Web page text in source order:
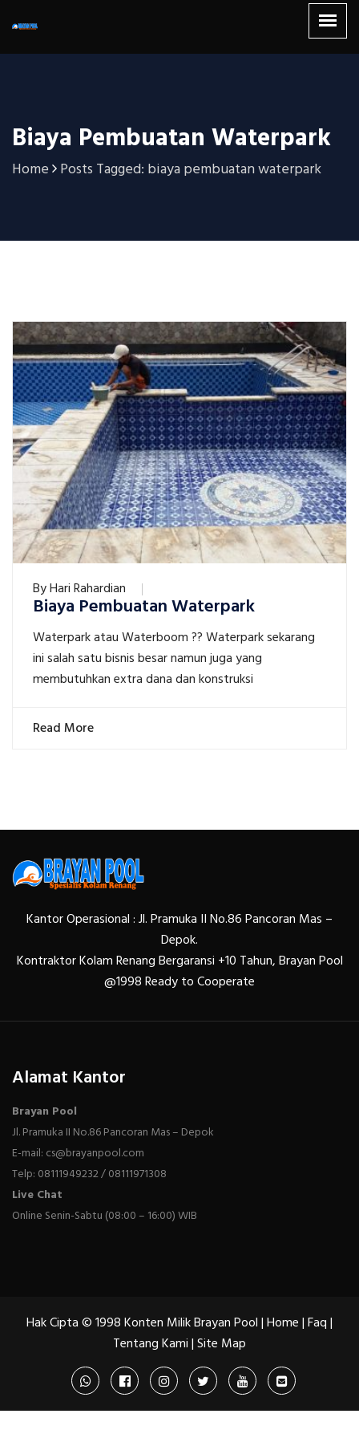
Biaya Pembuatan Waterpark
Home Posts Tagged: biaya pembuatan waterpark
ByHari Rahardian
Biaya Pembuatan Waterpark
Waterpark atau Waterboom ?? Waterpark sekarang
ini salah satu bisnis besar namun juga yang
membutuhkan extra dana dan konstruksi
Read More
Kantor Operasional : Jl. Pramuka II No.86 Pancoran Mas –
Depok.
Kontraktor Kolam Renang Bergaransi +10 Tahun, Brayan Pool
@1998 Ready to Cooperate
Alamat Kantor
Brayan Pool
Jl. Pramuka II No.86 Pancoran Mas – Depok
E-mail: cs@brayanpool.com
Telp: 08111949232 / 08111971308
Live Chat
Online Senin-Sabtu (08:00 – 16:00) WIB
Hak Cipta © 1998 Konten Milik Brayan Pool |Home|Faq|
Tentang Kami|Site Map